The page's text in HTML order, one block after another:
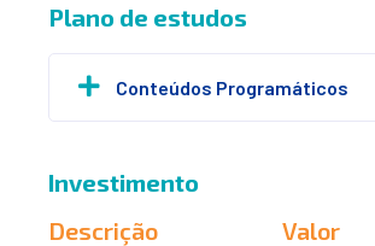
Plano de estudos
Conteúdos Programáticos
Investimento
Descrição
Valor